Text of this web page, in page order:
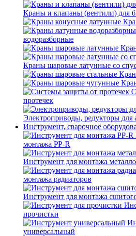
Краны и клапаны (вентили) для
водоразборные
Краны шаровые латунные со
протечек
Электроприводы, редукторы для
Инструмент, сварочное
монтажа PP-R
Инструмент для монтажа
монтажа радиаторов
Инструмент для монтажа
прочистки
универсальный